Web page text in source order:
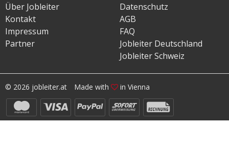
Über Jobleiter
Kontakt
Impressum
Partner
Datenschutz
AGB
FAQ
Jobleiter Deutschland
Jobleiter Schweiz
© 2026 jobleiter.at Made with in Vienna